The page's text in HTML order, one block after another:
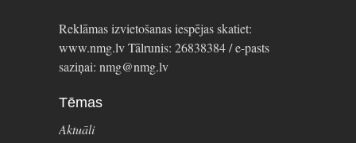
Reklāmas izvietošanas iespējas skatiet:
www.nmg.lv Tālrunis: 26838384 / e-pasts
saziņai: nmg@nmg.lv
Tēmas
Aktuāli